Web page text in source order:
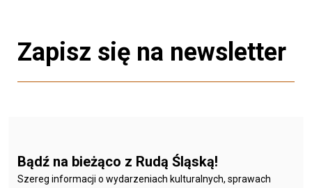
Zapisz się na newsletter
Bądź na bieżąco z Rudą Śląską!
Szereg informacji o wydarzeniach kulturalnych, sprawach